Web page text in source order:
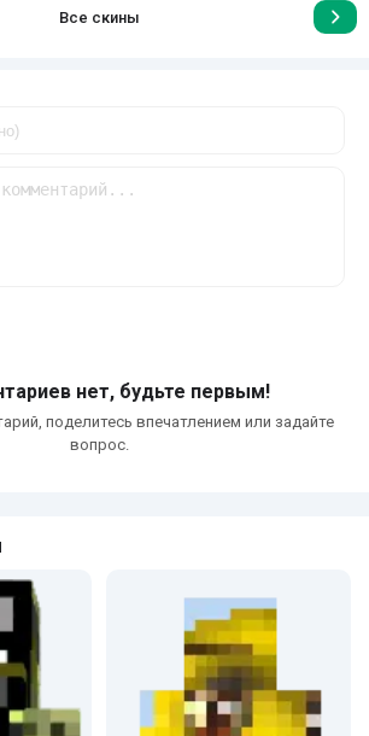
Все скины
нет, будьте первым!
поделитесь впечатлением или задайте
вопрос.